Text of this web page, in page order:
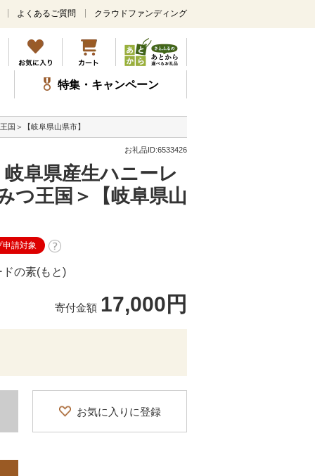
メ
ン
コ
ン
テ
ツ
に
ッ
プ
よくあるご質問 クラウドファンディング
特集・キャンペーン
国＞【岐阜県山県市】
お礼品ID:6533426
岐阜県産生ハニーレ
つ王国＞【岐阜県山
申請対象
の素(もと)
寄付金額 17,000円
お気に入りに登録